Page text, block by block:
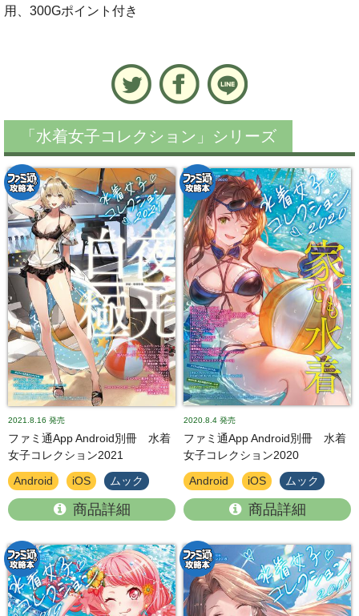
用、300Gポイント付き
「水着女子コレクション」シリーズ
2021.8.16 発売
ファミ通App Android別冊 水着
女子コレクション2021
Android iOS ムック
商品詳細
2020.8.4 発売
ファミ通App Android別冊 水着
女子コレクション2020
Android iOS ムック
商品詳細